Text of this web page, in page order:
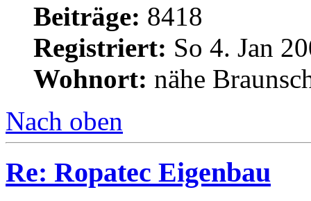
Beiträge: 8418
Registriert: So 4. Jan
Wohnort: nähe
Nach oben
Re: Ropatec Eigenbau